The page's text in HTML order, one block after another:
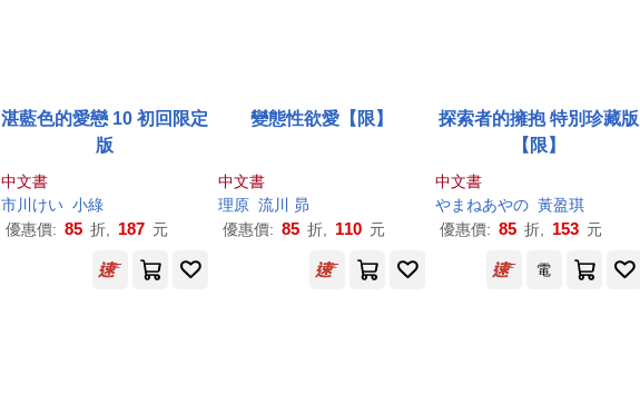
湛藍色的愛戀 10 初回限定
版
中文書
市川けい 小綠
優惠價: 85 折, 187 元
變態性欲愛【限】
中文書
理原 流川 昴
優惠價: 85 折, 110 元
探索者的擁抱 特別珍藏版
【限】
中文書
やまねあやの 黃盈琪
優惠價: 85 折, 153 元
電